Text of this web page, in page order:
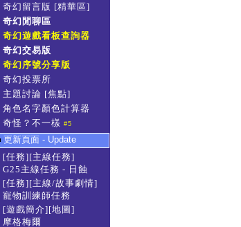
奇幻留言版 [精華區]
奇幻閒聊區
奇幻遊戲看板查詢器
奇幻交易版
奇幻序號分享版
奇幻投票所
主題討論 [焦點]
角色名字顏色計算器
奇怪？不一樣 #5
更新頁面 - Update
[任務][主線任務]
G25主線任務 - 日蝕
[任務][主線/故事劇情]
寵物訓練師任務
[遊戲簡介][地圖]
摩格梅爾